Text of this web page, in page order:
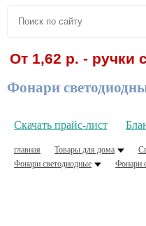
1,62 р. - ручки
Фонари
Скачать прайс-лист
главная Товары для дома
Фонари светодиодные
Фонари